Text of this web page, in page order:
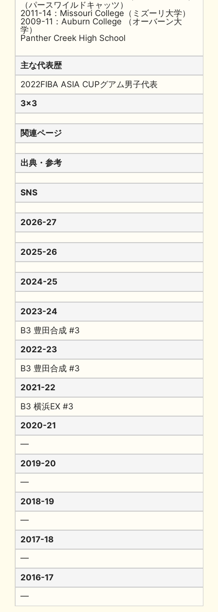
（パースワイルドキャッツ）
2011-14：Missouri College（ミズーリ大学）
2009-11：Auburn College （オーバーン大
学）
Panther Creek High School
主な代表歴
2022FIBA ASIA CUPグアム男子代表
3x3
関連ページ
出典・参考
SNS
2026-27
2025-26
2024-25
2023-24
B3 豊田合成 #3
2022-23
B3 豊田合成 #3
2021-22
B3 横浜EX #3
2020-21
━
2019-20
━
2018-19
━
2017-18
━
2016-17
━